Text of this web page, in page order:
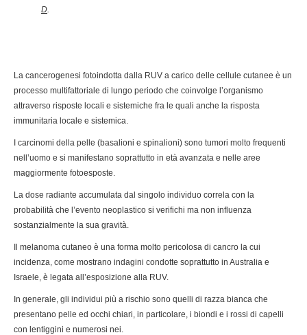
D.
La cancerogenesi fotoindotta dalla RUV a carico delle cellule cutanee è un
processo multifattoriale di lungo periodo che coinvolge l’organismo
attraverso risposte locali e sistemiche fra le quali anche la risposta
immunitaria locale e sistemica.
I carcinomi della pelle (basalioni e spinalioni) sono tumori molto frequenti
nell’uomo e si manifestano soprattutto in età avanzata e nelle aree
maggiormente fotoesposte.
La dose radiante accumulata dal singolo individuo correla con la
probabilità che l’evento neoplastico si verifichi ma non influenza
sostanzialmente la sua gravità.
Il melanoma cutaneo è una forma molto pericolosa di cancro la cui
incidenza, come mostrano indagini condotte soprattutto in Australia e
Israele, è legata all’esposizione alla RUV.
In generale, gli individui più a rischio sono quelli di razza bianca che
presentano pelle ed occhi chiari, in particolare, i biondi e i rossi di capelli
con lentiggini e numerosi nei.